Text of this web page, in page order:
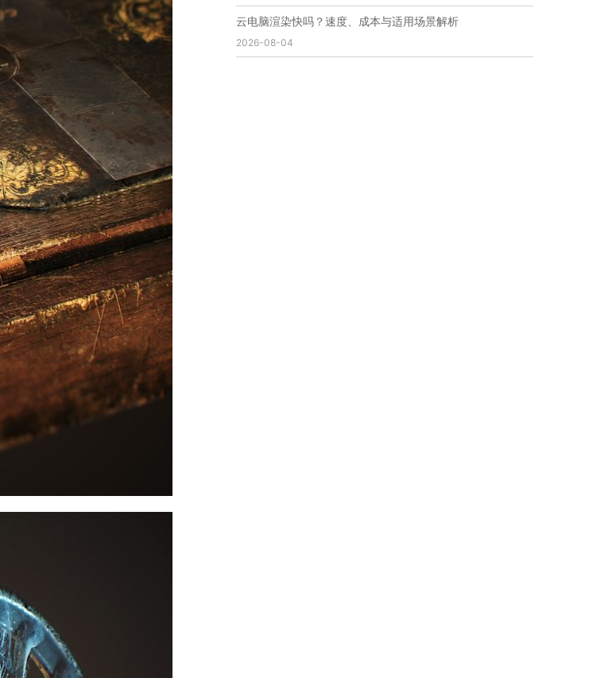
瑞云渲染大赛奖项
瑞云渲染大赛历届大赛回顾
云渲染电脑
云渲染配置 云主机渲染
视频云渲染
实时渲染云
云电脑渲染快吗？速度、成本与适用场景解析
2026-08-04